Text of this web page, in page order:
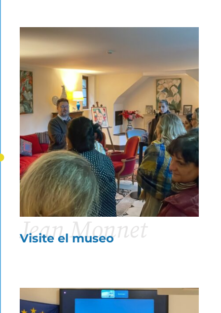
Ciudadanos, igualdad, derechos y valores
Proyecto europeo
Visite el museo
Jean Monnet